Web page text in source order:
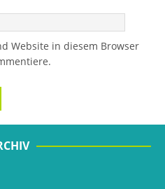
Website in diesem Browser